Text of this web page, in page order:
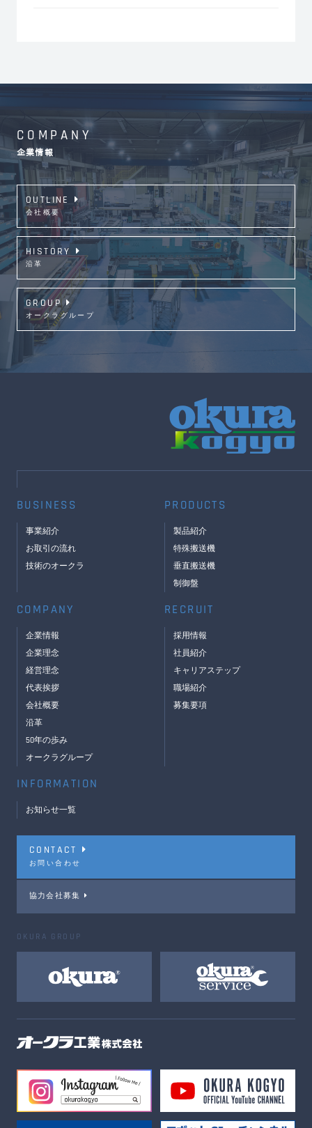
COMPANY
企業情報
OUTLINE
会社概要
HISTORY
沿革
GROUP
オークラグループ
BUSINESS PRODUCTS
事業紹介
製品紹介
お取引の流れ
特殊搬送機
技術のオークラ
垂直搬送機
制御盤
COMPANY RECRUIT
企業情報
採用情報
企業理念
社員紹介
経営理念
キャリアステップ
代表挨拶
職場紹介
会社概要
募集要項
沿革
50年の歩み
オークラグループ
INFORMATION
お知らせ一覧
CONTACT
お問い合わせ
協力会社募集
OKURA GROUP